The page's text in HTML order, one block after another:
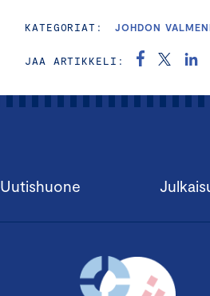
KATEGORIAT: JOHDON
JAA ARTIKKELI:
Uutishuone